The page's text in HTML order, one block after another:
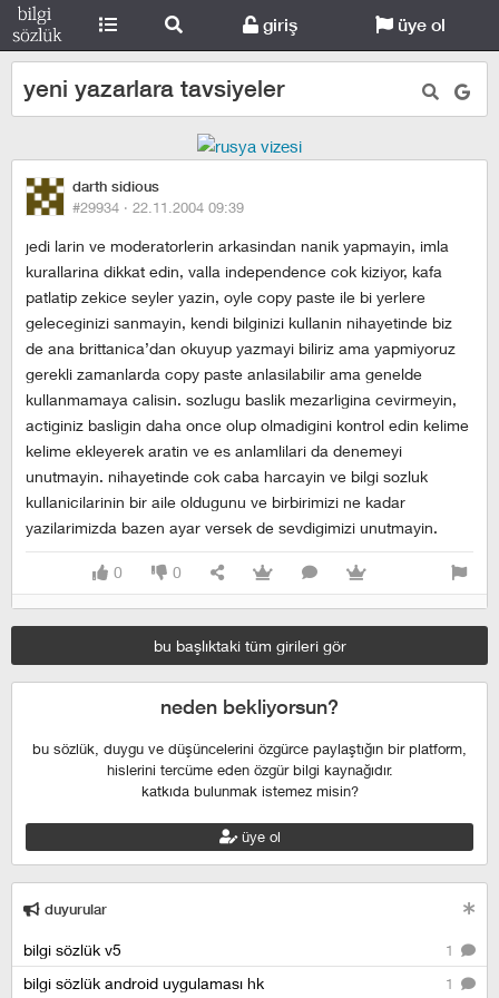
giriş üye ol
yeni yazarlara tavsiyeler
darth sidious
#29934 · 22.11.2004 09:39
jedi larin ve moderatorlerin arkasindan nanik yapmayin, imla
kurallarina dikkat edin, valla independence cok kiziyor, kafa
patlatip zekice seyler yazin, oyle copy paste ile bi yerlere
geleceginizi sanmayin, kendi bilginizi kullanin nihayetinde biz
de ana brittanica’dan okuyup yazmayi biliriz ama yapmiyoruz
gerekli zamanlarda copy paste anlasilabilir ama genelde
kullanmamaya calisin. sozlugu baslik mezarligina cevirmeyin,
actiginiz basligin daha once olup olmadigini kontrol edin kelime
kelime ekleyerek aratin ve es anlamlilari da denemeyi
unutmayin. nihayetinde cok caba harcayin ve bilgi sozluk
kullanicilarinin bir aile oldugunu ve birbirimizi ne kadar
yazilarimizda bazen ayar versek de sevdigimizi unutmayin.
0 0
bu başlıktaki tüm girileri gör
neden bekliyorsun?
bu sözlük, duygu ve düşüncelerini özgürce paylaştığın bir platform,
hislerini tercüme eden özgür bilgi kaynağıdır.
katkıda bulunmak istemez misin?
üye ol
duyurular
1
bilgi sözlük v5
1
bilgi sözlük android uygulaması hk